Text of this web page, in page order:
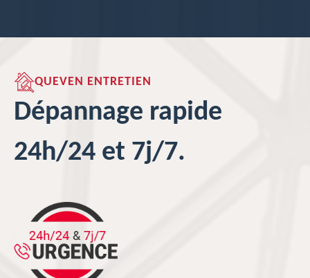
QUEVEN ENTRETIEN
Dépannage rapide
24h/24 et 7j/7.